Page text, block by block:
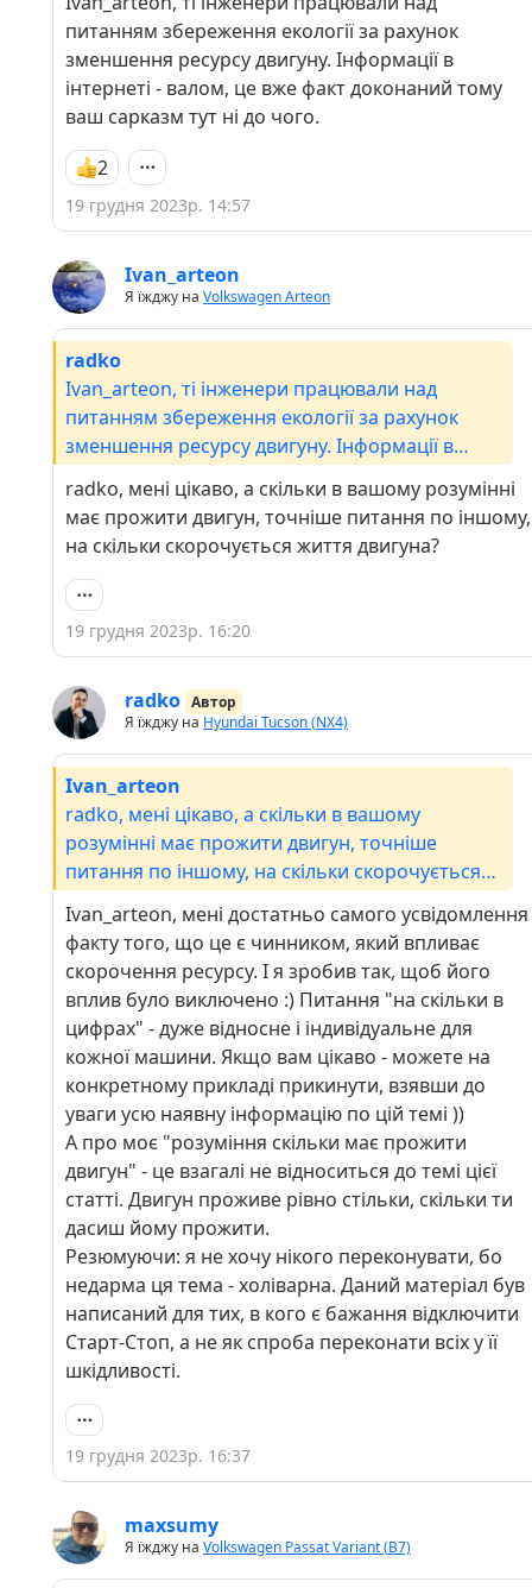
питанням збереження екології за рахунок
зменшення ресурсу двигуну. Інформації в
інтернеті - валом, це вже факт доконаний тому
ваш сарказм тут ні до чого.
2
19 грудня 2023р. 14:57
Ivan_arteon
Я їжджу на Volkswagen Arteon
radko
Ivan_arteon, ті інженери працювали над
питанням збереження екології за рахунок
зменшення ресурсу двигуну. Інформації в
ваш сарказм тут ні до чого.
radko, мені цікаво, а скільки в вашому розумінні
має прожити двигун, точніше питання по іншому,
на скільки скорочується життя двигуна?
19 грудня 2023р. 16:20
radko Автор
Я їжджу на Hyundai Tucson (NX4)
Ivan_arteon
radko, мені цікаво, а скільки в вашому
розумінні має прожити двигун, точніше
питання по іншому, на скільки скорочується
Ivan_arteon, мені достатньо самого усвідомлення
факту того, що це є чинником, який впливає
скорочення ресурсу. І я зробив так, щоб його
вплив було виключено :) Питання "на скільки в
цифрах" - дуже відносне і індивідуальне для
кожної машини. Якщо вам цікаво - можете на
конкретному прикладі прикинути, взявши до
уваги усю наявну інформацію по цій темі ))
А про моє "розуміння скільки має прожити
двигун" - це взагалі не відноситься до темі цієї
статті. Двигун проживе рівно стільки, скільки ти
дасиш йому прожити.
Резюмуючи: я не хочу нікого переконувати, бо
недарма ця тема - холіварна. Даний матеріал був
написаний для тих, в кого є бажання відключити
Старт-Стоп, а не як спроба переконати всіх у її
шкідливості.
19 грудня 2023р. 16:37
maxsumy
Я їжджу на Volkswagen Passat Variant (B7)